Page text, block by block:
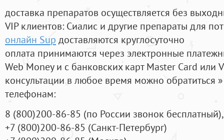
доставка препаратов осуществляется без
VIP клиентов: Сиалис и другие препараты для
онлайн Sup доставляются круглосуточно
оплата принимаются через электронные
Web Money и с банковских карт Master Card или
консультации в любое время можно обратиться
телефонам:
8 (800)200-86-85 (по России звонок бесплатный),
+7 (800)200-86-85 (Санкт-Петербург)